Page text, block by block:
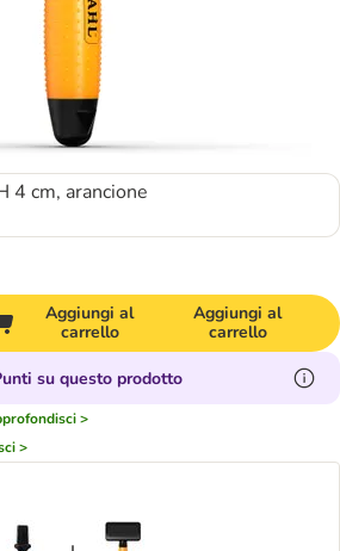
4 cm, arancione
Aggiungi al
carrello
Aggiungi al
carrello
su questo prodotto
>
>